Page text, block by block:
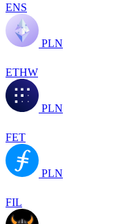
ENS
PLN
ETHW
PLN
FET
PLN
FIL